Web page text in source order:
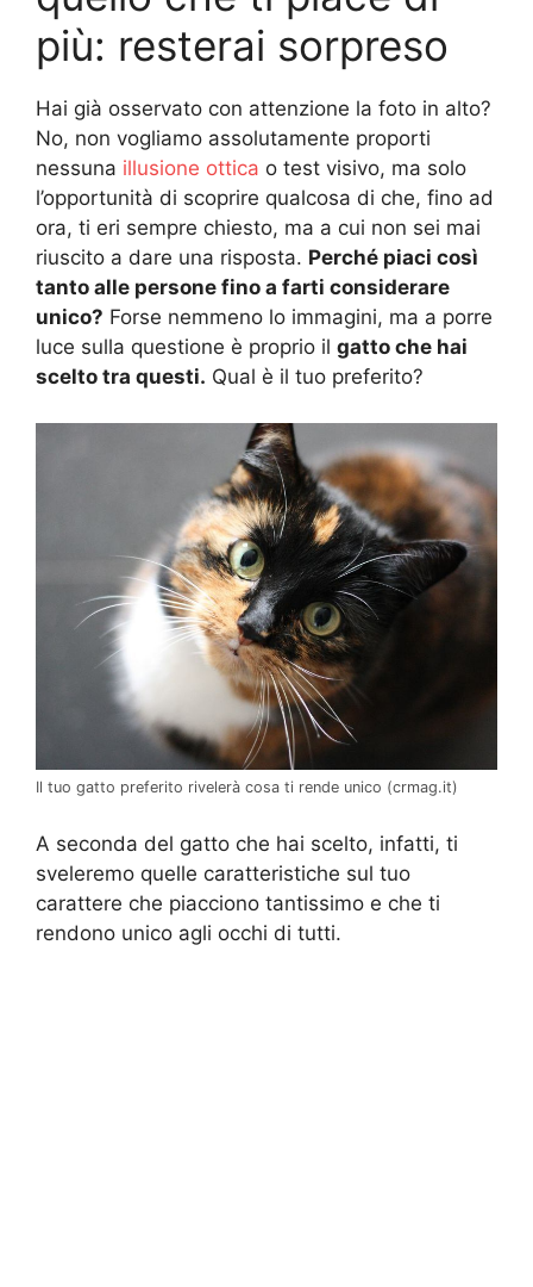
più: resterai sorpreso
Hai già osservato con attenzione la foto in alto?
No, non vogliamo assolutamente proporti
nessuna illusione ottica o test visivo, ma solo
l’opportunità di scoprire qualcosa di che, fino ad
ora, ti eri sempre chiesto, ma a cui non sei mai
riuscito a dare una risposta. Perché piaci così
tanto alle persone fino a farti considerare
unico? Forse nemmeno lo immagini, ma a porre
luce sulla questione è proprio il gatto che hai
scelto tra questi. Qual è il tuo preferito?
Il tuo gatto preferito rivelerà cosa ti rende unico (crmag.it)
A seconda del gatto che hai scelto, infatti, ti
sveleremo quelle caratteristiche sul tuo
carattere che piacciono tantissimo e che ti
rendono unico agli occhi di tutti.